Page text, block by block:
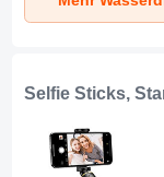
Selfie Sticks,